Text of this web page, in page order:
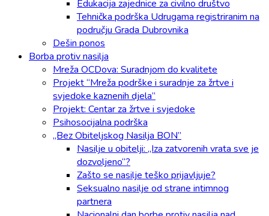
Edukacija zajednice za civilno društvo
Tehnička podrška Udrugama registriranim na
području Grada Dubrovnika
Dešin ponos
Borba protiv nasilja
Mreža OCDova: Suradnjom do kvalitete
Projekt “Mreža podrške i suradnje za žrtve i
svjedoke kaznenih djela”
Projekt: Centar za žrtve i svjedoke
Psihosocijalna podrška
„Bez Obiteljskog Nasilja BON”
Nasilje u obitelji: „Iza zatvorenih vrata sve je
dozvoljeno“?
Zašto se nasilje teško prijavljuje?
Seksualno nasilje od strane intimnog
partnera